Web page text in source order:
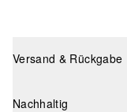
Versand & Rückgabe
Nachhaltig